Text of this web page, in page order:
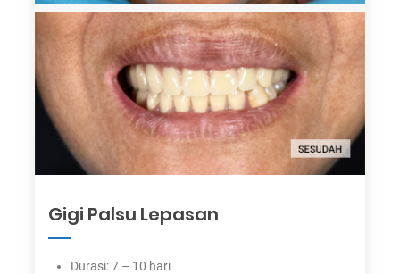
Gigi Palsu Lepasan
Durasi: 7 – 10 hari